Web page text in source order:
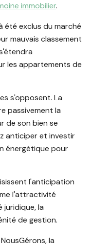
immobilier.
été exclus du marché
mauvais classement
les appartements de
s'opposent. La
passivement la
de son bien se
anticiper et investir
énergétique pour
l'anticipation
l'attractivité
juridique, la
de gestion.
la